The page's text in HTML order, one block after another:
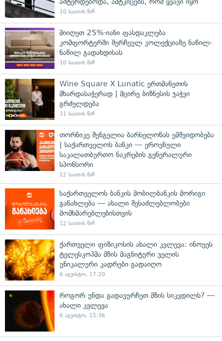
10 საათის წინ
მიიღეთ 25%-იანი ფასდაკლება
კომფორტერში შერჩეულ კოლექციაზე ნაწილ-
ნაწილ გადახდისას
10 საათის წინ
Wine Square X Lunatic ერთმანეთის
მხარდასაჭერად | მცირე ბიზნესის ჯაჭვი
გრძელდება
11 საათის წინ
თორნიკე შენგელია ბარსელონას ემშვიდობება
| საქართველოს ბანკი — ეროვნული
საკალათბურთო ნაკრების გენერალური
სპონსორი
12 საათის წინ
საქართველოს ბანკის მობილბანკის მორიგი
განახლება — ახალი შესაძლებლობები
მომხმარებლებისთვის
12 საათის წინ
ქართველი ფიზიკოსის ახალი კვლევა: ინოუეს
ტელესკოპმა მზის მაგნიტური ველის
უნიკალური კადრები გადაიღო
6 აგვისტო, 17:20
როგორ უნდა გადავურჩეთ მზის სიკვდილს? —
ახალი კვლევა
6 აგვისტო, 15:36